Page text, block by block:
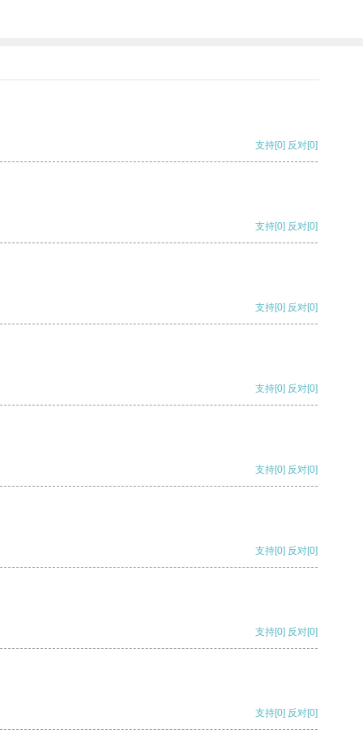
支持[0] 反对[0]
支持[0] 反对[0]
支持[0] 反对[0]
支持[0] 反对[0]
支持[0] 反对[0]
支持[0] 反对[0]
支持[0] 反对[0]
支持[0] 反对[0]